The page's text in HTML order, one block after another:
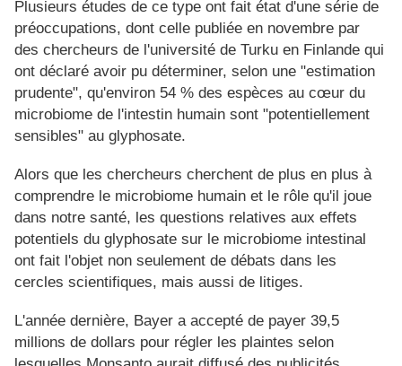
Plusieurs études de ce type ont fait état d'une série de
préoccupations, dont celle publiée en novembre par
des chercheurs de l'université de Turku en Finlande qui
ont déclaré avoir pu déterminer, selon une "estimation
prudente", qu'environ 54 % des espèces au cœur du
microbiome de l'intestin humain sont "potentiellement
sensibles" au glyphosate.
Alors que les chercheurs cherchent de plus en plus à
comprendre le microbiome humain et le rôle qu'il joue
dans notre santé, les questions relatives aux effets
potentiels du glyphosate sur le microbiome intestinal
ont fait l'objet non seulement de débats dans les
cercles scientifiques, mais aussi de litiges.
L'année dernière, Bayer a accepté de payer 39,5
millions de dollars pour régler les plaintes selon